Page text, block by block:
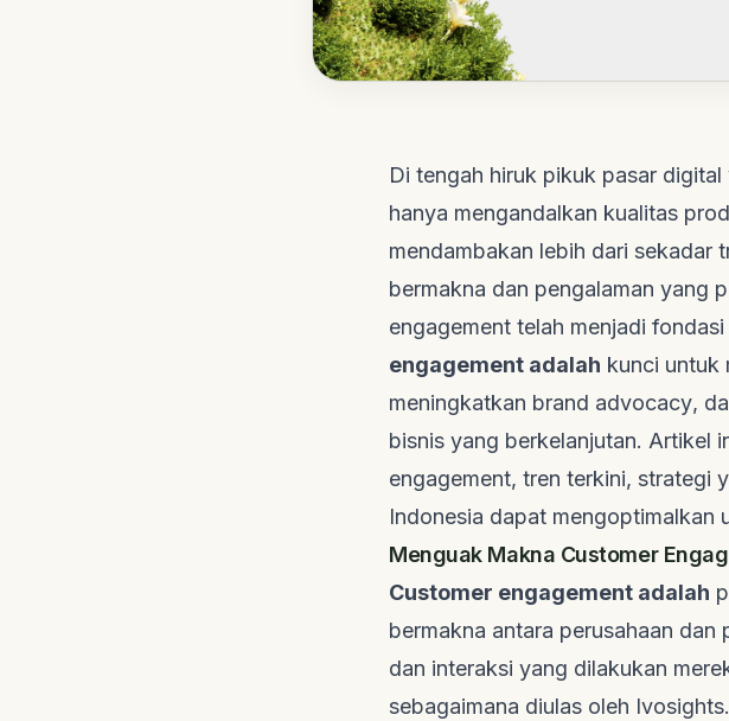
Di tengah hiruk pikuk pasar
hanya mengandalkan kualitas
mendambakan lebih dari sekadar
bermakna dan pengalaman yang
engagement telah menjadi
engagement adalah kunci untuk
meningkatkan brand advocacy,
bisnis yang berkelanjutan. Artikel
engagement, tren terkini, strategi
Indonesia dapat mengoptimalkan
Menguak Makna Customer
Customer engagement adalah
bermakna antara perusahaan
dan interaksi yang dilakukan
sebagaimana diulas oleh Ivosights